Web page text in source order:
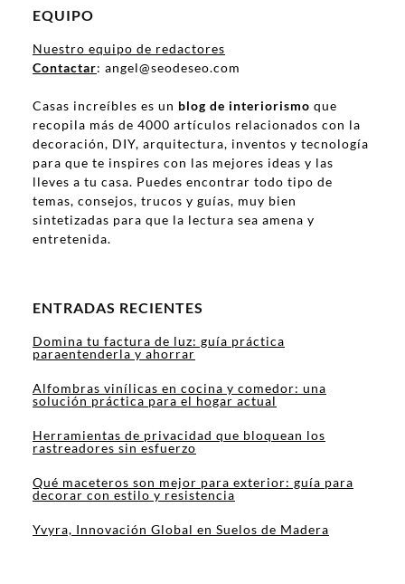
EQUIPO
Nuestro equipo de redactores
Contactar: angel@seodeseo.com
Casas increíbles es un blog de interiorismo que
recopila más de 4000 artículos relacionados con la
decoración, DIY, arquitectura, inventos y tecnología
para que te inspires con las mejores ideas y las
lleves a tu casa. Puedes encontrar todo tipo de
temas, consejos, trucos y guías, muy bien
sintetizadas para que la lectura sea amena y
entretenida.
ENTRADAS RECIENTES
Domina tu factura de luz: guía práctica
paraentenderla y ahorrar
Alfombras vinílicas en cocina y comedor: una
solución práctica para el hogar actual
Herramientas de privacidad que bloquean los
rastreadores sin esfuerzo
Qué maceteros son mejor para exterior: guía para
decorar con estilo y resistencia
Yvyra, Innovación Global en Suelos de Madera